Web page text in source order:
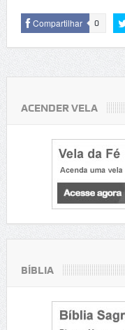
Compartilhar 0
ACENDER VELA
BÍBLIA